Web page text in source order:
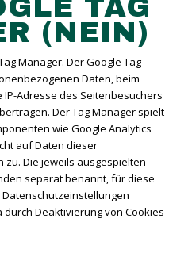
TAG
(NEIN)
Manager. Der Google Tag
Daten, beim
Adresse des Seitenbesuchers
Der Tag Manager spielt
wie Google Analytics
auf Daten dieser
Die jeweils ausgespielten
separat benannt, für diese
Deaktivierung von Cookies